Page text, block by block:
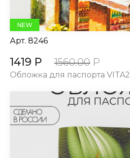
NEW
Арт. 8246
1419 Р 1560.00 Р
Обложка для паспорта VITA2